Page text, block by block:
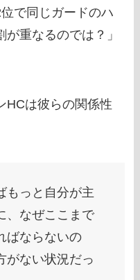
で同じガードのハ
重なるのでは？」
HCは彼らの関係性
もっと自分が主
、なぜここまで
ばならないの
がない状況だっ